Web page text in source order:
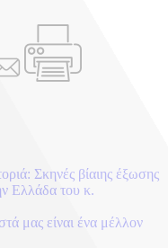
Σκηνές βίαιης έξωσης
Ελλάδα του κ.
μας είναι ένα μέλλον